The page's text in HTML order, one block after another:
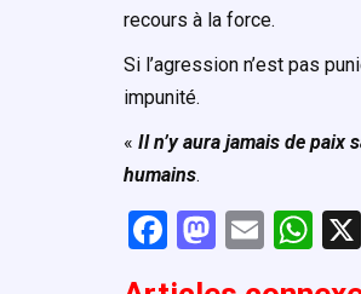
recours à la force.
Si l’agression n’est pas
impunité.
« Il n’y aura jamais de paix
humains.
F
M E
W